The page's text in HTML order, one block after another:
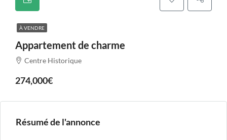
À VENDRE
Appartement de charme
Centre Historique
274,000€
Résumé de l'annonce